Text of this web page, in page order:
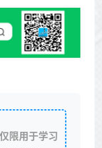
限用于学习